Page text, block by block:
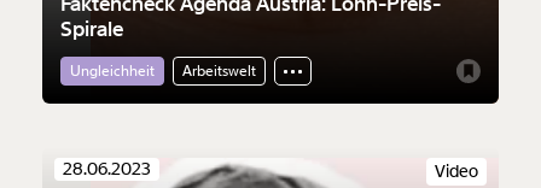
Spirale
Ungleichheit Arbeitswelt
Video
28.06.2023